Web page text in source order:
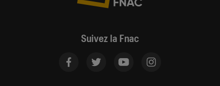
Suivez la Fnac